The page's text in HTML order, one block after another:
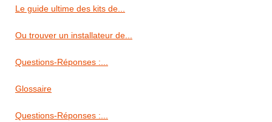
Le guide ultime des kits de...
Ou trouver un installateur de...
Questions-Réponses :...
Glossaire
Questions-Réponses :...